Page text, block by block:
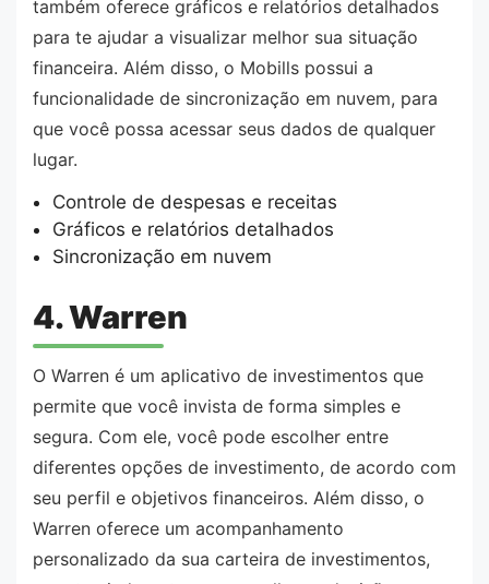
também oferece gráficos e relatórios detalhados
para te ajudar a visualizar melhor sua situação
financeira. Além disso, o Mobills possui a
funcionalidade de sincronização em nuvem, para
que você possa acessar seus dados de qualquer
lugar.
Controle de despesas e receitas
Gráficos e relatórios detalhados
Sincronização em nuvem
4. Warren
O Warren é um aplicativo de investimentos que
permite que você invista de forma simples e
segura. Com ele, você pode escolher entre
diferentes opções de investimento, de acordo com
seu perfil e objetivos financeiros. Além disso, o
Warren oferece um acompanhamento
personalizado da sua carteira de investimentos,